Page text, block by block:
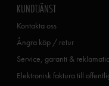
KUNDTJÄNST
Kontakta oss
Ångra köp / retur
Service, garanti &
Elektronisk faktura till